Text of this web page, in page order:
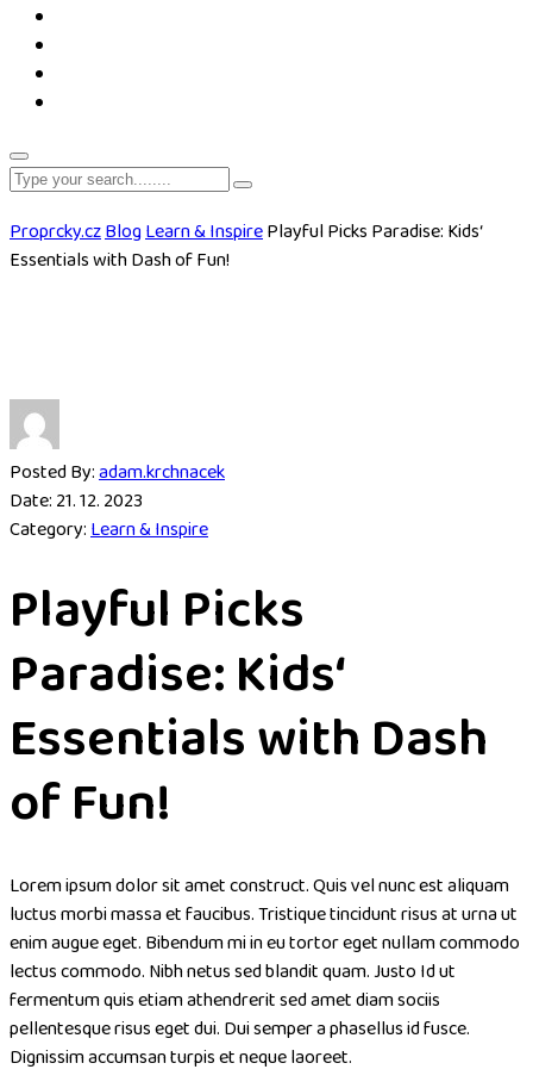
Proprcky.czBlogLearn & InspirePlayful Picks Paradise: Kids‘
Essentials with Dash of Fun!
Posted By:adam.krchnacek
Date: 21. 12. 2023
Category:Learn & Inspire
Playful Picks
Paradise: Kids‘
Essentials with Dash
of Fun!
Lorem ipsum dolor sit amet construct. Quis vel nunc est aliquam
luctus morbi massa et faucibus. Tristique tincidunt risus at urna ut
enim augue eget. Bibendum mi in eu tortor eget nullam commodo
lectus commodo. Nibh netus sed blandit quam. Justo Id ut
fermentum quis etiam athendrerit sed amet diam sociis
pellentesque risus eget dui. Dui semper a phasellus id fusce.
Dignissim accumsan turpis et neque laoreet.